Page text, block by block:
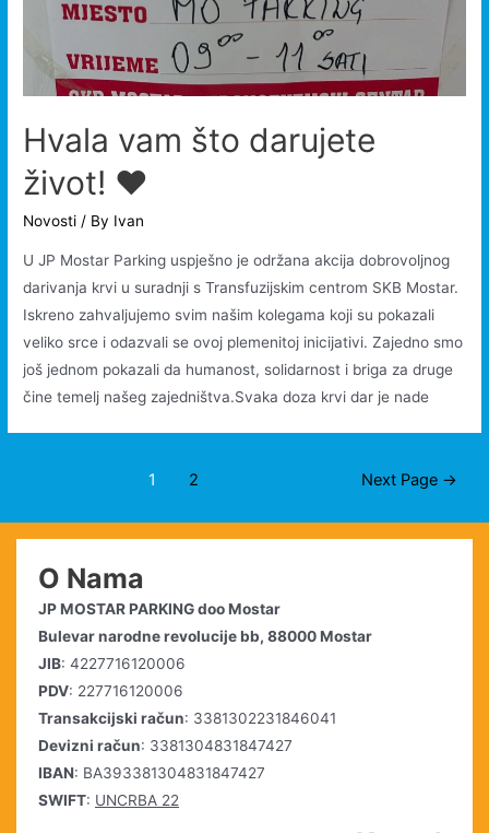
Hvala vam što darujete
život! ❤️
Novosti / By Ivan
U JP Mostar Parking uspješno je održana akcija dobrovoljnog
darivanja krvi u suradnji s Transfuzijskim centrom SKB Mostar.
Iskreno zahvaljujemo svim našim kolegama koji su pokazali
veliko srce i odazvali se ovoj plemenitoj inicijativi. Zajedno smo
još jednom pokazali da humanost, solidarnost i briga za druge
čine temelj našeg zajedništva.Svaka doza krvi dar je nade
1 2 Next Page →
O Nama
JP MOSTAR PARKING doo Mostar
Bulevar narodne revolucije bb, 88000 Mostar
JIB: 4227716120006
PDV: 227716120006
Transakcijski račun: 3381302231846041
Devizni račun: 3381304831847427
IBAN: BA393381304831847427
SWIFT: UNCRBA 22